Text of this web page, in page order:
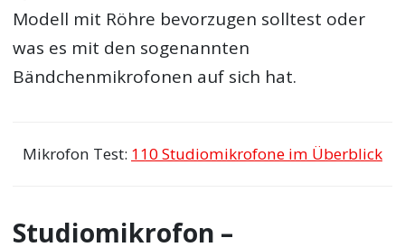
Modell mit Röhre bevorzugen solltest oder
was es mit den sogenannten
Bändchenmikrofonen auf sich hat.
Mikrofon Test: 110 Studiomikrofone im Überblick
Studiomikrofon –